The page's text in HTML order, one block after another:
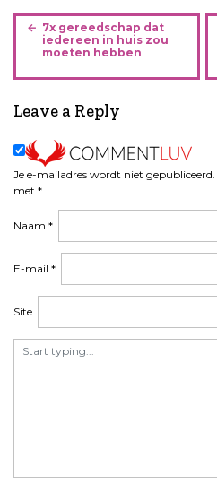
B
i
c
h
t
n
a
v
i
t
e
7x gereedschap dat
iedereen in huis zou
moeten hebben
Leave a Reply
Je e-mailadres wordt niet gepubliceerd.
met *
Naam *
E-mail *
Site